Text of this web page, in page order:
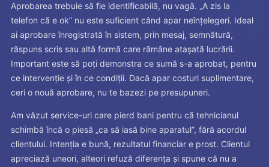
Aprobarea trebuie să fie identificabilă, nu vagă. „A zis la
telefon că e ok” nu este suficient când apar neînțelegeri. Ideal
ai aprobare înregistrată în sistem, prin mesaj, semnătură,
răspuns scris sau altă formă care rămâne atașată lucrării.
Important este să poți demonstra ce sumă s-a aprobat, pentru
ce intervenție și în ce condiții. Dacă apar costuri suplimentare,
ceri o nouă aprobare, nu te bazezi pe presupuneri.
Am văzut service-uri care pierd bani pentru că tehnicianul
schimbă încă o piesă „ca să iasă bine aparatul”, fără acordul
clientului. Intenția e bună, rezultatul financiar e prost. Clientul
apreciază uneori, alteori refuză diferența și spune că nu a